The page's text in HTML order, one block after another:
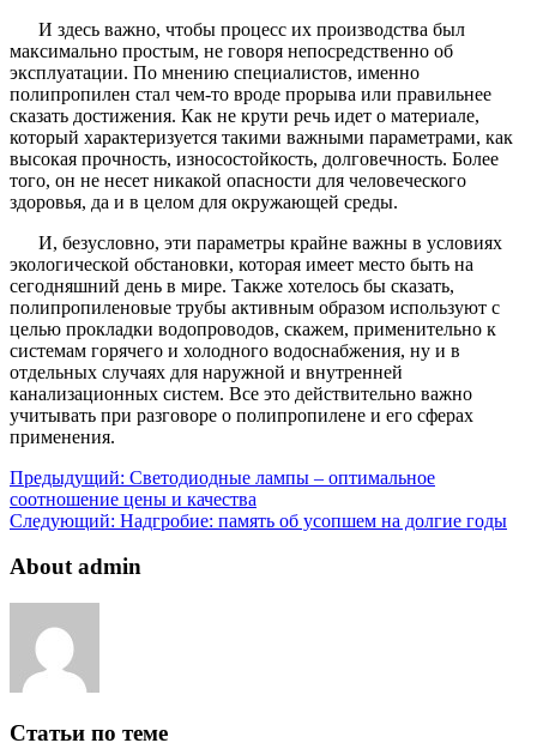
И здесь важно, чтобы процесс их производства был
максимально простым, не говоря непосредственно об
эксплуатации. По мнению специалистов, именно
полипропилен стал чем-то вроде прорыва или правильнее
сказать достижения. Как не крути речь идет о материале,
который характеризуется такими важными параметрами, как
высокая прочность, износостойкость, долговечность. Более
того, он не несет никакой опасности для человеческого
здоровья, да и в целом для окружающей среды.
И, безусловно, эти параметры крайне важны в условиях
экологической обстановки, которая имеет место быть на
сегодняшний день в мире. Также хотелось бы сказать,
полипропиленовые трубы активным образом используют с
целью прокладки водопроводов, скажем, применительно к
системам горячего и холодного водоснабжения, ну и в
отдельных случаях для наружной и внутренней
канализационных систем. Все это действительно важно
учитывать при разговоре о полипропилене и его сферах
применения.
Предыдущий: Светодиодные лампы – оптимальное
соотношение цены и качества
Следующий: Надгробие: память об усопшем на долгие годы
About admin
Статьи по теме